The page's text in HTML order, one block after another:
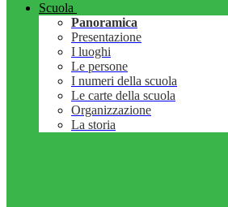
Scuola
Panoramica
Presentazione
I luoghi
Le persone
I numeri della scuola
Le carte della scuola
Organizzazione
La storia